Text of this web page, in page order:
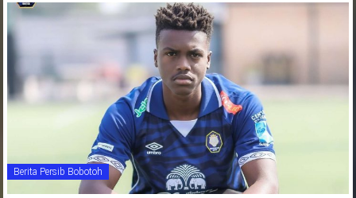
bandung
jawa
barat
indonesia
Berita Persib Bobotoh